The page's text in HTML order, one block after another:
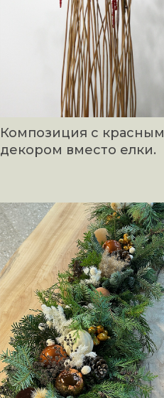
Композиция с красным
декором вместо елки.